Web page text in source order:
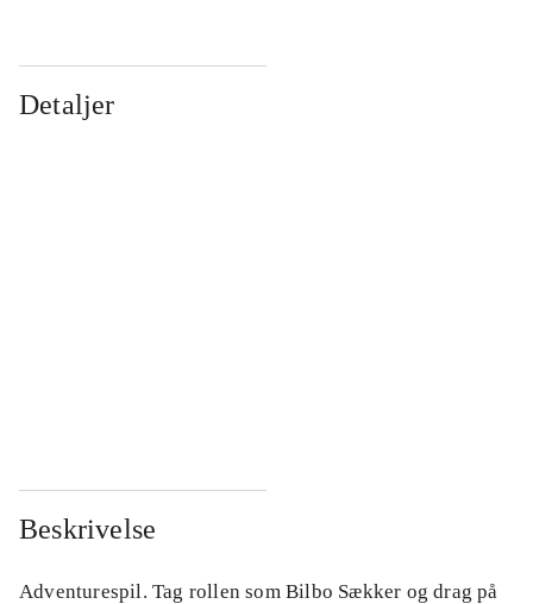
Detaljer
Beskrivelse
Adventurespil. Tag rollen som Bilbo Sækker og drag på